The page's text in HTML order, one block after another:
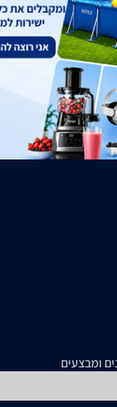
זאפ גרופ (ת"צ 23008-08-20)
זאפ גרופ (ת"צ 60371-12-19)
ומבצעים